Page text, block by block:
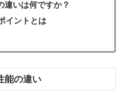
いは何ですか？
イントとは
能の違い